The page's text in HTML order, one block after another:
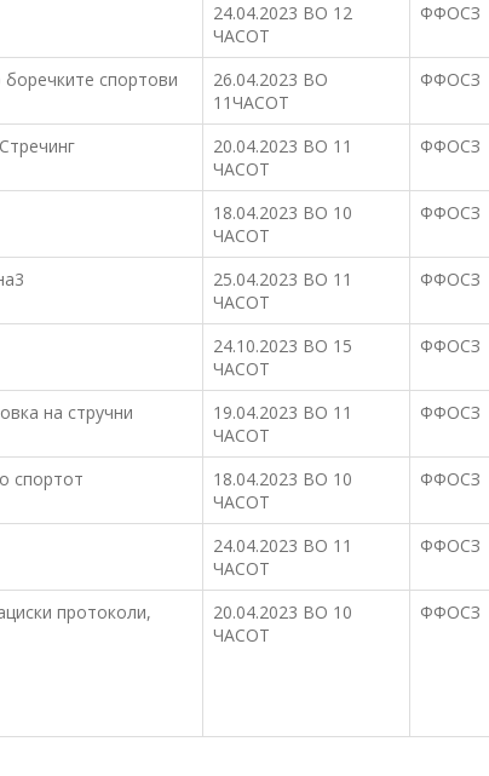
24.04.2023 ВО 12
ЧАСОТ
ФФОСЗ
спортови
26.04.2023 ВО
11ЧАСОТ
ФФОСЗ
20.04.2023 ВО 11
ЧАСОТ
ФФОСЗ
18.04.2023 ВО 10
ЧАСОТ
ФФОСЗ
25.04.2023 ВО 11
ЧАСОТ
ФФОСЗ
24.10.2023 ВО 15
ЧАСОТ
ФФОСЗ
на стручни
19.04.2023 ВО 11
ЧАСОТ
ФФОСЗ
спортот
18.04.2023 ВО 10
ЧАСОТ
ФФОСЗ
24.04.2023 ВО 11
ЧАСОТ
ФФОСЗ
протоколи,
20.04.2023 ВО 10
ЧАСОТ
ФФОСЗ